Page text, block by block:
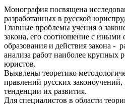
Монография посвящена
разработанных в русской
Главные проблемы учения о
закона, его соотношение с
образования и действия закона -
анализа работ наиболее крупных
юристов.
Выявлены теоретико
правлений русских
тенденции их развития.
Для специалистов в области